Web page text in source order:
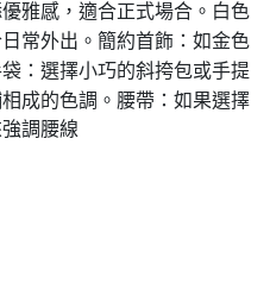
雅感，適合正式場合。 白色
常外出。 簡約首飾：如金色
：選擇小巧的斜挎包或手提
成的色調。腰帶：如果選擇
調腰線